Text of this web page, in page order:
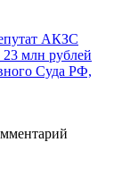
АКЗС
23 млн рублей
Суда РФ,